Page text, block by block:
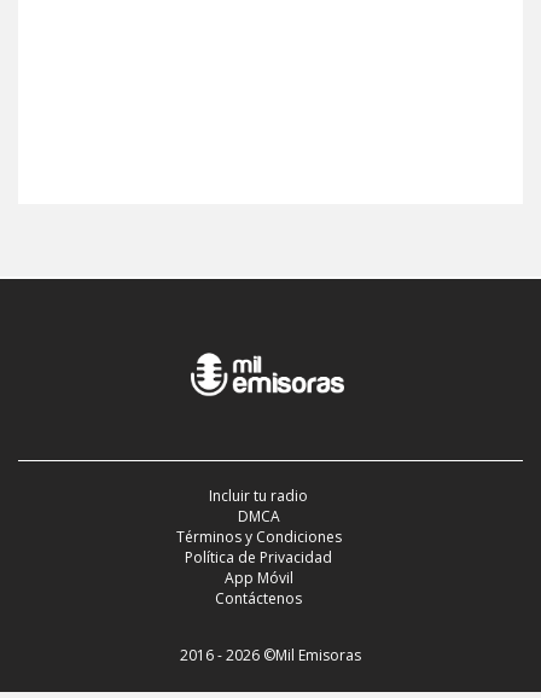
Incluir tu radio
DMCA
Términos y Condiciones
Política de Privacidad
App Móvil
Contáctenos
2016 - 2026 ©Mil Emisoras